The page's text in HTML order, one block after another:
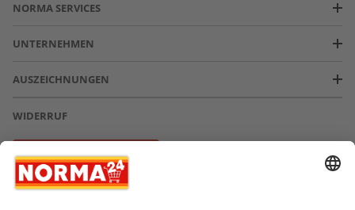
NORMA SERVICES
UNTERNEHMEN
AUSZEICHNUNGEN
WIDERRUF
Vertrag widerrufen